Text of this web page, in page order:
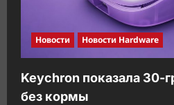
Новости Новости Hardware
Keychron показала
без кормы